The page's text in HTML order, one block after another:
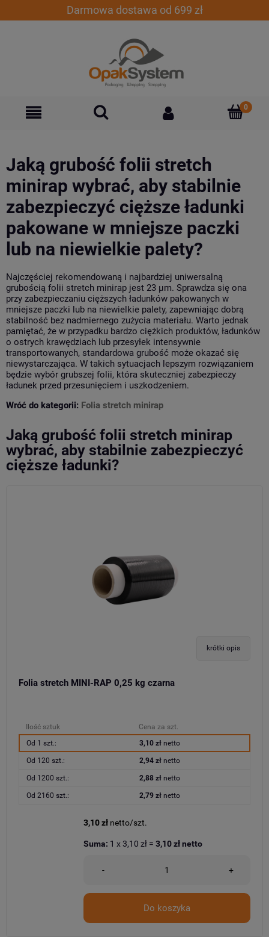
Darmowa dostawa od 699 zł
Jaką grubość folii stretch
minirap wybrać, aby stabilnie
zabezpieczyć cięższe ładunki
pakowane w mniejsze paczki
lub na niewielkie palety?
Najczęściej rekomendowaną i najbardziej uniwersalną
grubością folii stretch minirap jest 23 µm. Sprawdza się ona
przy zabezpieczaniu cięższych ładunków pakowanych w
mniejsze paczki lub na niewielkie palety, zapewniając dobrą
stabilność bez nadmiernego zużycia materiału. Warto jednak
pamiętać, że w przypadku bardzo ciężkich produktów, ładunków
o ostrych krawędziach lub przesyłek intensywnie
transportowanych, standardowa grubość może okazać się
niewystarczająca. W takich sytuacjach lepszym rozwiązaniem
będzie wybór grubszej folii, która skuteczniej zabezpieczy
ładunek przed przesunięciem i uszkodzeniem.
Wróć do kategorii: Folia stretch minirap
Jaką grubość folii stretch minirap
wybrać, aby stabilnie zabezpieczyć
cięższe ładunki?
krótki opis
Folia stretch MINI-RAP 0,25 kg czarna
Ilość sztuk
Cena za szt.
Od 1 szt.:
3,10 złnetto
Od 120 szt.: 2,94 złnetto
Od 1200 szt.: 2,88 złnetto
Od 2160 szt.: 2,79 złnetto
3,10 zł netto/szt.
- +
Do koszyka
Suma: 1 x3,10 zł = 3,10 złnetto